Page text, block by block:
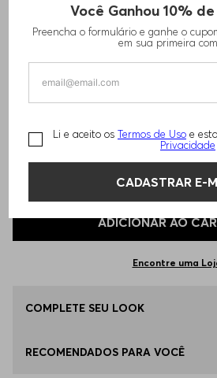
Você Ganhou 10%
Preencha o formulário e ganhe o
em sua primeira
Li e aceito os Termos de Uso e
Privacidade
CADASTRAR E-
CAMISA DE AJUSTE
ELÁSTICO
R$ 1.110,00
TAMANHO -P - S
M - M
G - L
ADICIONAR AO
Encontre uma
COMPLETE SEU LOOK
RECOMENDADOS PARA VOCÊ